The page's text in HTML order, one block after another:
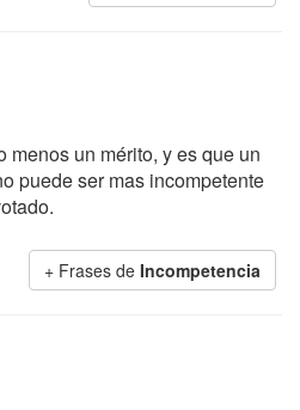
menos un mérito, y es que un
puede ser mas incompetente
+ Frases de Incompetencia